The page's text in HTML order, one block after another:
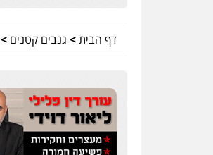
דף הבית> גנבים קטנים >